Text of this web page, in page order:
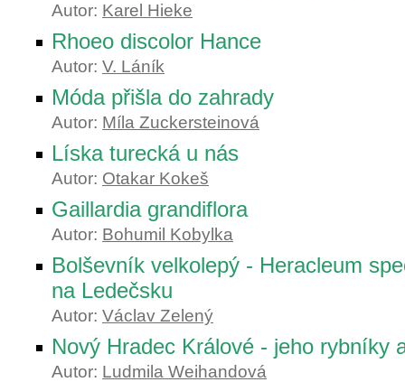
Autor: Karel Hieke
Rhoeo discolor Hance
Autor: V. Láník
Móda přišla do zahrady
Autor: Míla Zuckersteinová
Líska turecká u nás
Autor: Otakar Kokeš
Gaillardia grandiflora
Autor: Bohumil Kobylka
Bolševník velkolepý - Heracleum
na Ledečsku
Autor: Václav Zelený
Nový Hradec Králové - jeho rybníky
Autor: Ludmila Weihandová